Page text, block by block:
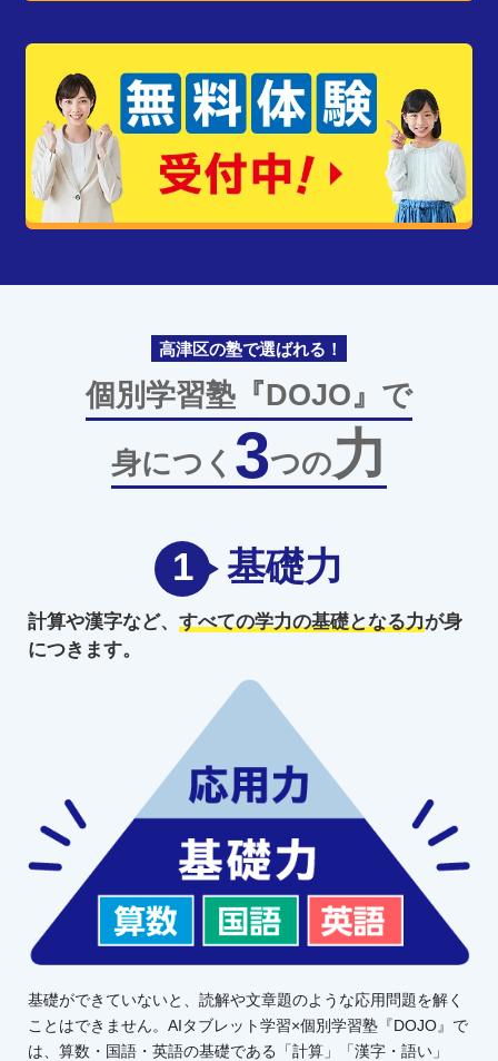
高津区の塾で選ばれる！
個別学習塾『DOJO』で
身につく 3つの力
1 基礎力
計算や漢字など、 すべての学力の基礎となる力が身
につきます。
基礎ができていないと、読解や文章題のような応用問題を解く
ことはできません。AIタブレット学習×個別学習塾『DOJO』で
は、算数・国語・英語の基礎である「計算」「漢字・語い」